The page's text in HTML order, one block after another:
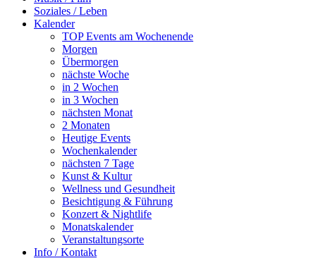
Soziales / Leben
Kalender
TOP Events am Wochenende
Morgen
Übermorgen
nächste Woche
in 2 Wochen
in 3 Wochen
nächsten Monat
2 Monaten
Heutige Events
Wochenkalender
nächsten 7 Tage
Kunst & Kultur
Wellness und Gesundheit
Besichtigung & Führung
Konzert & Nightlife
Monatskalender
Veranstaltungsorte
Info / Kontakt